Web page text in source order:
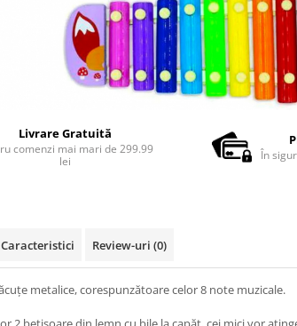
Livrare Gratuită
comenzi mai mari de 299.99
lei
În
Caracteristici Review-uri (0)
metalice, corespunzătoare celor 8 note muzicale.